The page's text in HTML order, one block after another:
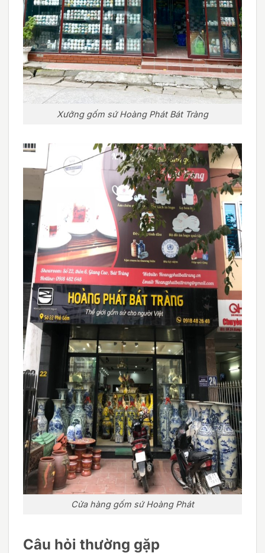
Xưởng gốm sứ Hoàng Phát Bát Tràng
Cửa hàng gốm sứ Hoàng Phát
Câu hỏi thường gặp